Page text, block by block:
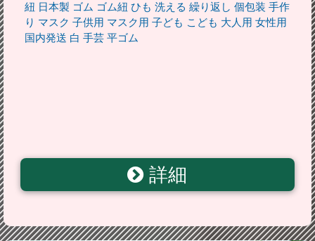
紐 日本製 ゴム ゴム紐 ひも 洗える 繰り返し 個包装 手作
り マスク 子供用 マスク用 子ども こども 大人用 女性用
国内発送 白 手芸 平ゴム
詳細